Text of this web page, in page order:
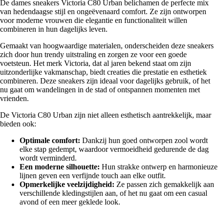
De dames sneakers Victoria C80 Urban belichamen de perfecte mix
van hedendaagse stijl en ongeëvenaard comfort. Ze zijn ontworpen
voor moderne vrouwen die elegantie en functionaliteit willen
combineren in hun dagelijks leven.
Gemaakt van hoogwaardige materialen, onderscheiden deze sneakers
zich door hun trendy uitstraling en zorgen ze voor een goede
voetsteun. Het merk Victoria, dat al jaren bekend staat om zijn
uitzonderlijke vakmanschap, biedt creaties die prestatie en esthetiek
combineren. Deze sneakers zijn ideaal voor dagelijks gebruik, of het
nu gaat om wandelingen in de stad of ontspannen momenten met
vrienden.
De Victoria C80 Urban zijn niet alleen esthetisch aantrekkelijk, maar
bieden ook:
Optimale comfort: Dankzij hun goed ontworpen zool wordt
elke stap gedempt, waardoor vermoeidheid gedurende de dag
wordt verminderd.
Een moderne silhouette: Hun strakke ontwerp en harmonieuze
lijnen geven een verfijnde touch aan elke outfit.
Opmerkelijke veelzijdigheid: Ze passen zich gemakkelijk aan
verschillende kledingstijlen aan, of het nu gaat om een casual
avond of een meer geklede look.